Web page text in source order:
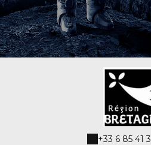
+33 6 85 41